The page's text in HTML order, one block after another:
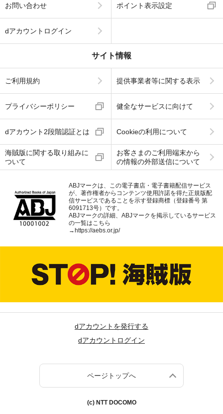
お問い合わせ ポイント表示設定
dアカウントログイン
サイト情報
ご利用規約 提供事業者等に関する表示
プライバシーポリシー 健全なサービスに向けて
dアカウント2段階認証とは Cookieの利用について
海賊版に関する取り組みに
ついて
お客さまのご利用端末から
の情報の外部送信について
ABJマークは、この電子書店・電子書籍配信サービス
が、著作権者からコンテンツ使用許諾を得た正規版配
信サービスであることを示す登録商標（登録番号 第
6091713号）です。
ABJマークの詳細、ABJマークを掲示しているサービス
の一覧はこちら
→ https://aebs.or.jp/
dアカウントを発行する
dアカウントログイン
ページトップへ
(c) NTT DOCOMO